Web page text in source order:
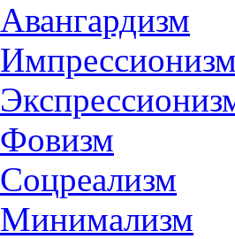
Авангардизм
Импрессионизм
Фовизм
Соцреализм
Минимализм